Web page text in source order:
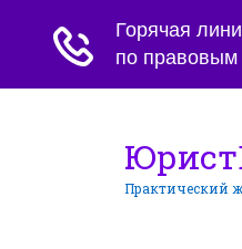
Практический